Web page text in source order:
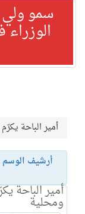
سمو
أمير الباحة
أرشيف
أمير الباحة
ومحلية